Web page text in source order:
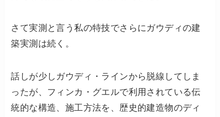
さて実測と言う私の特技でさらにガウディの建
築実測は続く。
話しが少しガウディ・ラインから脱線してしま
ったが、フィンカ・グエルで利用されている伝
統的な構造、施工方法を、歴史的建造物のディ